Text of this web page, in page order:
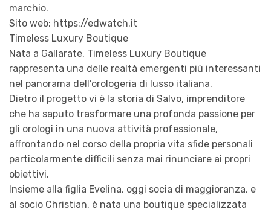
marchio.
Sito web: https://edwatch.it
Timeless Luxury Boutique
Nata a Gallarate, Timeless Luxury Boutique
rappresenta una delle realtà emergenti più interessanti
nel panorama dell’orologeria di lusso italiana.
Dietro il progetto vi è la storia di Salvo, imprenditore
che ha saputo trasformare una profonda passione per
gli orologi in una nuova attività professionale,
affrontando nel corso della propria vita sfide personali
particolarmente difficili senza mai rinunciare ai propri
obiettivi.
Insieme alla figlia Evelina, oggi socia di maggioranza, e
al socio Christian, è nata una boutique specializzata